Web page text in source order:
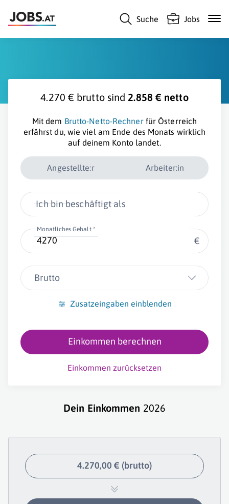
Suche Jobs
4.270 € brutto sind2.858 € netto
Mit dem Brutto-Netto-Rechnerfür Österreich
erfährst du, wie viel am Ende des Monats wirklich
auf deinem Konto landet.
Angestellte:r Arbeiter:in
Ich bin beschäftigt als
Monatliches Gehalt *
€
Brutto
Zusatzeingaben einblenden
Einkommen berechnen
Einkommen zurücksetzen
Dein Einkommen 2026
4.270,00 € (brutto)